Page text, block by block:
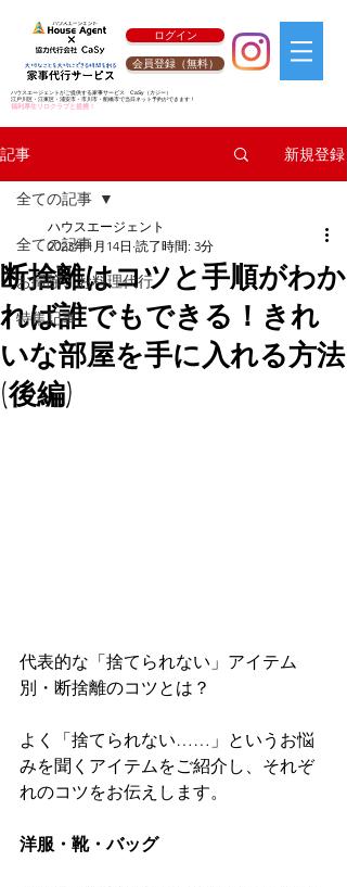
ログイン
会員登録（無料）
ハウスエージェントがご提供する家事サービス CaSy （カジー）
江戸川区・江東区・浦安市・市川市・船橋市で当日ネット予約ができます！
福利厚生リロクラブと提携！
記事 新規登録
全ての記事
お掃除・お料理代行
特集記事
全ての記事
断捨離はコツと手順がわか
れば誰でもできる！きれ
いな部屋を手に入れる方法
(後編)
ハウスエージェント
2023年1月14日 読了時間: 3分
代表的な「捨てられない」アイテム
別・断捨離のコツとは？
よく「捨てられない……」というお悩
みを聞くアイテムをご紹介し、それぞ
れのコツをお伝えします。
洋服・靴・バッグ